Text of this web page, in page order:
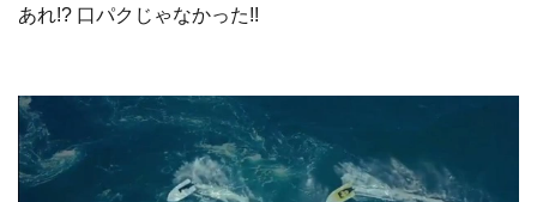
あれ!? 口パクじゃなかった!!